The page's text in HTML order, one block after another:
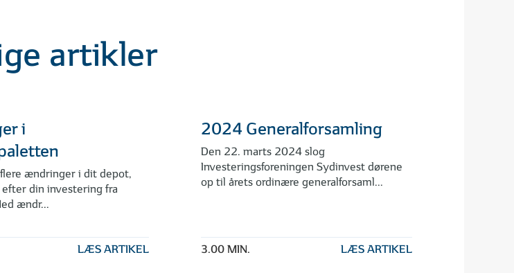
artikler
i
ændringer i dit depot,
din investering fra
ændr...
LÆS ARTIKEL
2024 Generalforsamling
Den 22. marts 2024 slog
Investeringsforeningen Sydinvest dørene
op til årets ordinære generalforsaml...
3.00 MIN. LÆS ARTIKEL